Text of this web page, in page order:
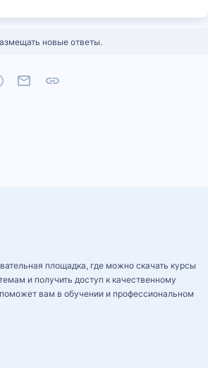
новые ответы.
WhatsAppЭлектронная почта
площадка, где можно скачать курсы
и получить доступ к качественному
вам в обучении и профессиональном